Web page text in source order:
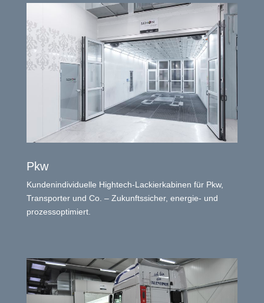
Pkw
Kundenindividuelle Hightech-Lackierkabinen für Pkw,
Transporter und Co. – Zukunftssicher, energie- und
prozessoptimiert.